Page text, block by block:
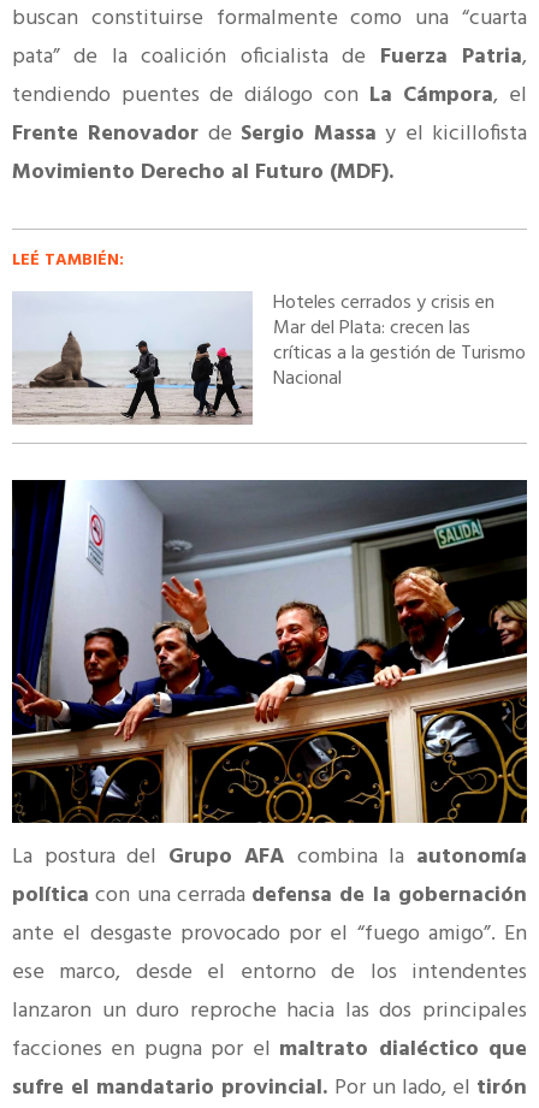
buscan constituirse formalmente como una “cuarta
pata” de la coalición oficialista de Fuerza Patria,
tendiendo puentes de diálogo con La Cámpora, el
Frente Renovador de Sergio Massa y el kicillofista
Movimiento Derecho al Futuro (MDF).
LEÉ TAMBIÉN:
Hoteles cerrados y crisis en
Mar del Plata: crecen las
críticas a la gestión de Turismo
Nacional
La postura del Grupo AFA combina la autonomía
política con una cerrada defensa de la gobernación
ante el desgaste provocado por el “fuego amigo”. En
ese marco, desde el entorno de los intendentes
lanzaron un duro reproche hacia las dos principales
facciones en pugna por el maltrato dialéctico que
sufre el mandatario provincial. Por un lado, el tirón